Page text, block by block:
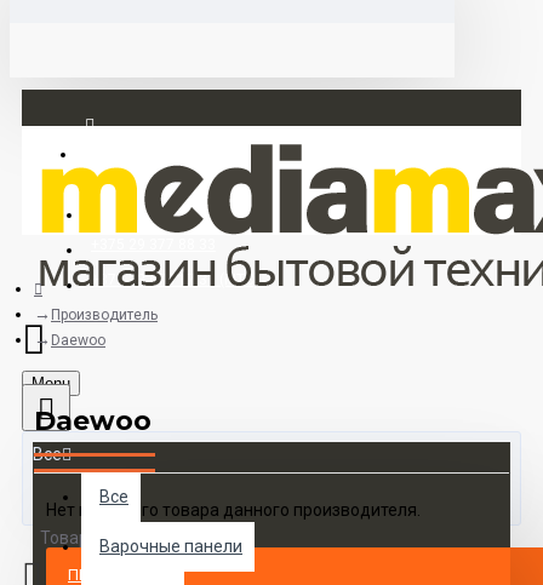
Регистрация
+375 33 673 17 31 (МТС)
Menu
Все
Все
Варочные панели
Товаров 0 (0 руб.)
Производитель
Daewoo
Daewoo
Нет ни одного товара данного производителя.
ПРОДОЛЖИТЬ